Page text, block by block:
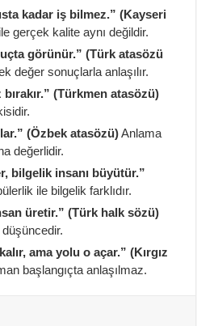
kadar iş bilmez.” (Kayseri
gerçek kalite aynı değildir.
görünür.” (Türk atasözü
değer sonuçlarla anlaşılır.
(Türkmen atasözü)
(Özbek atasözü)Anlama
değerlidir.
bilgelik insanı büyütür.”
ile bilgelik farklıdır.
üretir.” (Türk halk sözü)
düşüncedir.
ama yolu o açar.” (Kırgız
başlangıçta anlaşılmaz.